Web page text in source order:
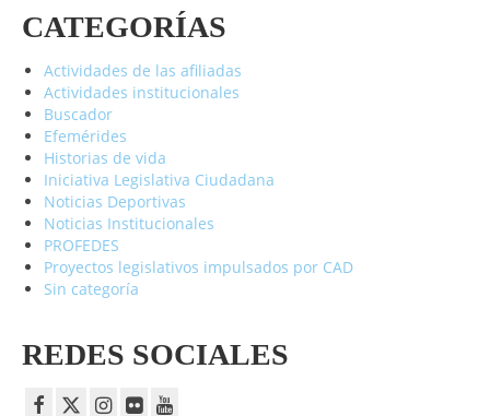
CATEGORÍAS
Actividades de las afiliadas
Actividades institucionales
Buscador
Efemérides
Historias de vida
Iniciativa Legislativa Ciudadana
Noticias Deportivas
Noticias Institucionales
PROFEDES
Proyectos legislativos impulsados por CAD
Sin categoría
REDES SOCIALES